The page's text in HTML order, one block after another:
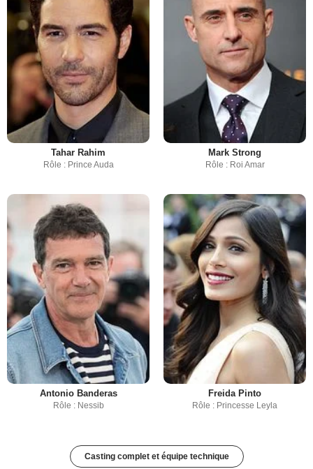
Tahar Rahim
Rôle : Prince Auda
Mark Strong
Rôle : Roi Amar
Antonio Banderas
Rôle : Nessib
Freida Pinto
Rôle : Princesse Leyla
Casting complet et équipe technique